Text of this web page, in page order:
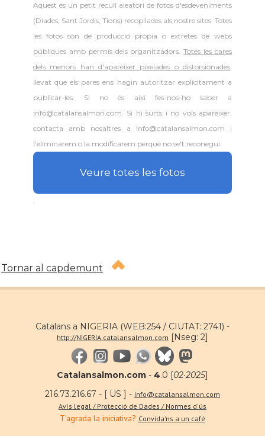
Aquest és un petit recull aleatori defotos d'esdeveniments
(Diades, Sant Jordis, Tions) recopilades als nostre sites. Totes
les fotos són de producció pròpia o extretes de webs
públiques amb permís dels organitzadors.Totes les cares
dels menors han d'aparèixer pixelades o distorsionades,
llevat que els pares ens hagin autoritzar explícitament a
publicar-les. Si no és així fes-nos-ho saber a
info@catalansalmon.com. Si hi surts i no vols aparèixer,
contacta amb nosaltres a info@catalansalmon.com i
l'eliminarem o la modificarem perquè no se't reconegui.
Veure totes les fotos
Tornar al capdemunt
Catalans a NIGERIA (WEB:254 / CIUTAT: 2741) -
http://NIGERIA.catalansalmon.com [Nseg: 2]
Catalansalmon.com - 4.0 [02·2025]
216.73.216.67 - [ US ] - info@catalansalmon.com
Avís legal / Protecció de Dades / Normes d'ús
T'agrada la iniciativa? Convida'ns a un café